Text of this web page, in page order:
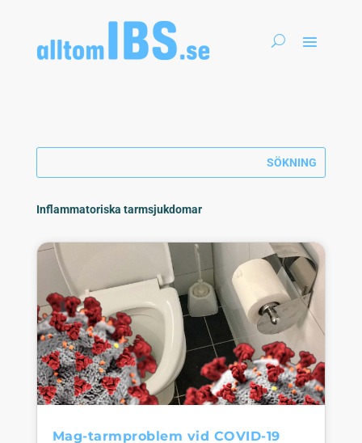
Inflammatoriska tarmsjukdomar
Mag-tarmproblem vid COVID-19